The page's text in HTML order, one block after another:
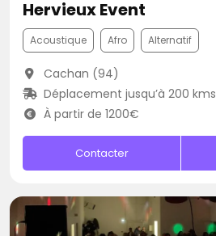
Hervieux Event
Acoustique Afro Alternatif
Cachan (94)
Déplacement jusqu’à 200 kms
À partir de 1200€
Contacter